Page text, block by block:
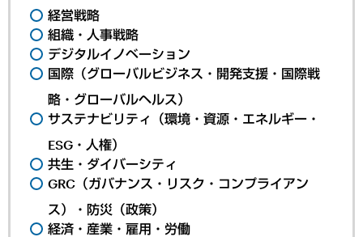
経営戦略
組織・人事戦略
デジタルイノベーション
国際（グローバルビジネス・開発支援・国際戦
略・グローバルヘルス）
サステナビリティ（環境・資源・エネルギー・
ESG・人権）
共生・ダイバーシティ
GRC（ガバナンス・リスク・コンプライアン
ス）・防災（政策）
経済・産業・雇用・労働